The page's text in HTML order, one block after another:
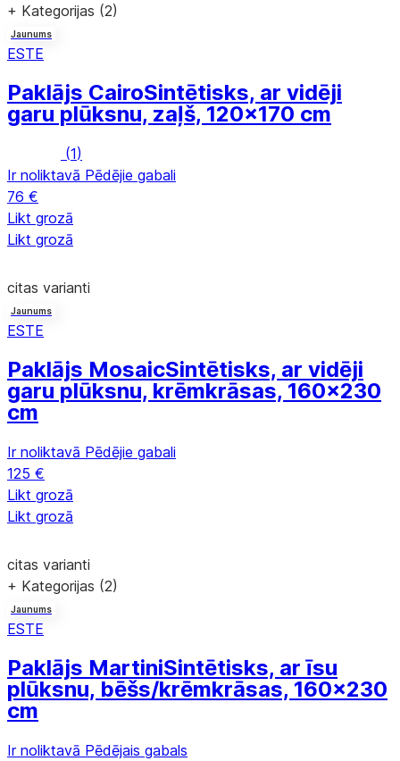
+ Kategorijas (2)
Jaunums
ESTE
Paklājs CairoSintētisks, ar vidēji
garu plūksnu, zaļš, 120x170 cm
(1)
Ir noliktavā Pēdējie gabali
76 €
Likt grozā
Likt grozā
citas varianti
Jaunums
ESTE
Paklājs MosaicSintētisks, ar vidēji
garu plūksnu, krēmkrāsas, 160x230
cm
Ir noliktavā Pēdējie gabali
125 €
Likt grozā
Likt grozā
citas varianti
+ Kategorijas (2)
Jaunums
ESTE
Paklājs MartiniSintētisks, ar īsu
plūksnu, bēšs/krēmkrāsas, 160x230
cm
Ir noliktavā Pēdējais gabals